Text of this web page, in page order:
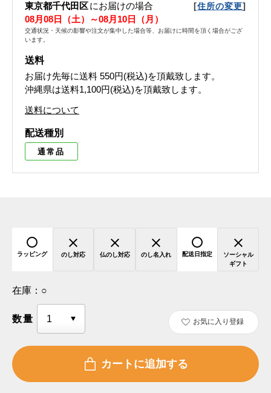
東京都千代田区にお届けの場合 [住所の変更]
08月08日（土）～08月10日（月）
交通状況・天候の影響や注文が集中した場合等、お届けに時間を頂く場合がござ
います。
送料
お届け先毎に送料 550円(税込)を頂戴致します。
沖縄県は送料1,100円(税込)を頂戴致します。
送料について
配送種別
通常品
ラッピング のし対応 仏のし対応 のし名入れ 配送日指定
ソーシャル
ギフト
在庫： ○
数量 お気に入り登録